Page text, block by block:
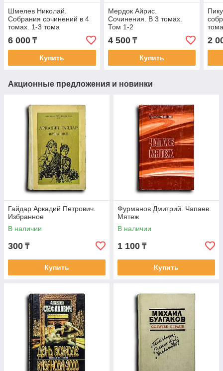
Шмелев Николай.
Собрания сочинений в 4
томах. 1-3 тома
6 000 ₸
Купить
Мердок Айрис.
Сочинения. В 3 томах.
Том 1-2
4 500₸
Купить
2
Акционные предложения и новинки
Гайдар Аркадий Петрович.
Избранное
В наличии
300 ₸
Купить
Фурманов Дмитрий. Чапаев.
Мятеж
В наличии
1 100 ₸
Купить